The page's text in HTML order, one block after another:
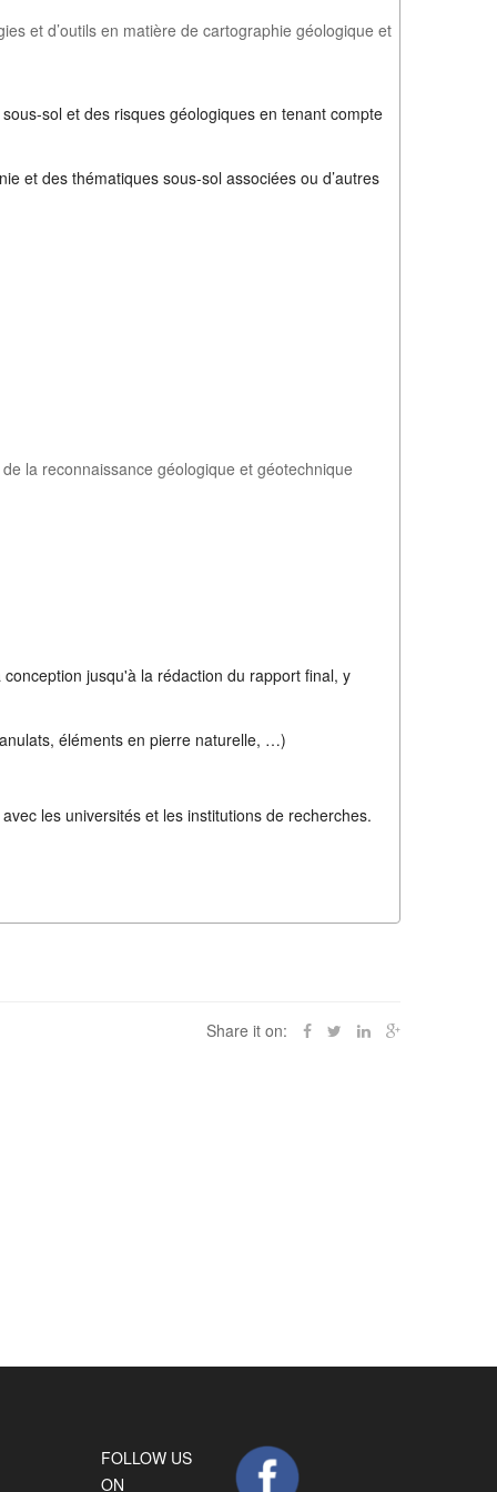
et d’outils en matière de cartographie géologique et
sol et des risques géologiques en tenant compte
et des thématiques sous-sol associées ou d’autres
la reconnaissance géologique et géotechnique
jusqu'à la rédaction du rapport final, y
éléments en pierre naturelle, …)
les universités et les institutions de recherches.
Share it on:
FOLLOW US
ON